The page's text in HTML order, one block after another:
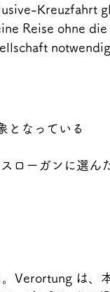
Kreuzfahrt
Reise ohne
notwendig
となっている
ローガンに選ん
Verortung は、